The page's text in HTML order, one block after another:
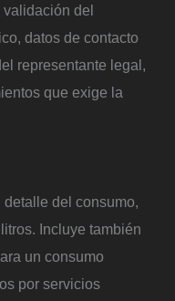
validación del
datos de contacto
representante legal,
que exige la
del consumo,
Incluye también
un consumo
por servicios